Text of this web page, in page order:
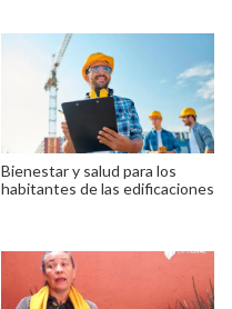
Bienestar y salud para los
habitantes de las edificaciones